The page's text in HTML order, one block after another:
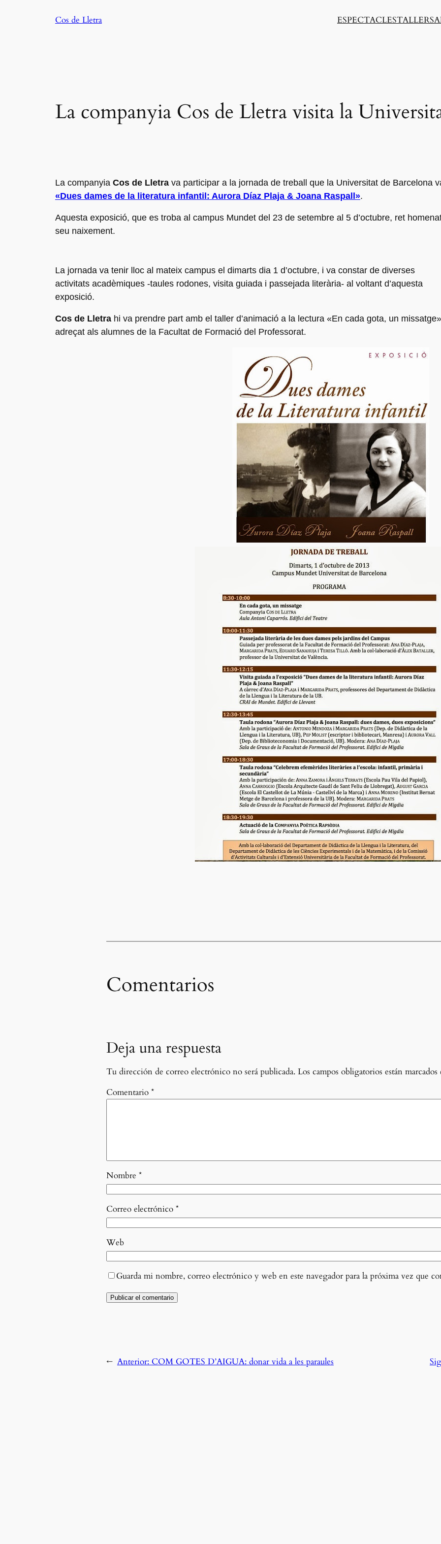
Cos de Lletra ESPECTACLESTALLERS
La companyia Cos de Lletra visita la
La companyia Cos de Lletra va participar a la jornada de treball que la Universitat de Barcelona
«Dues dames de la literatura infantil: Aurora Díaz Plaja & Joana Raspall».
Aquesta exposició, que es troba al campus Mundet del 23 de setembre al 5 d’octubre, ret
seu naixement.
La jornada va tenir lloc al mateix campus el dimarts dia 1 d’octubre, i va constar de diverses
activitats acadèmiques -taules rodones, visita guiada i passejada literària- al voltant d’aquesta
exposició.
Cos de Lletra hi va prendre part amb el taller d’animació a la lectura «En cada gota, un
adreçat als alumnes de la Facultat de Formació del Professorat.
Comentarios
Deja una respuesta
Tu dirección de correo electrónico no será publicada. Los campos obligatorios están marcados
Comentario *
Nombre *
Correo electrónico *
Web
Guarda mi nombre, correo electrónico y web en este navegador para la próxima vez que
← Anterior: COM GOTES D’AIGUA: donar vida a les paraules